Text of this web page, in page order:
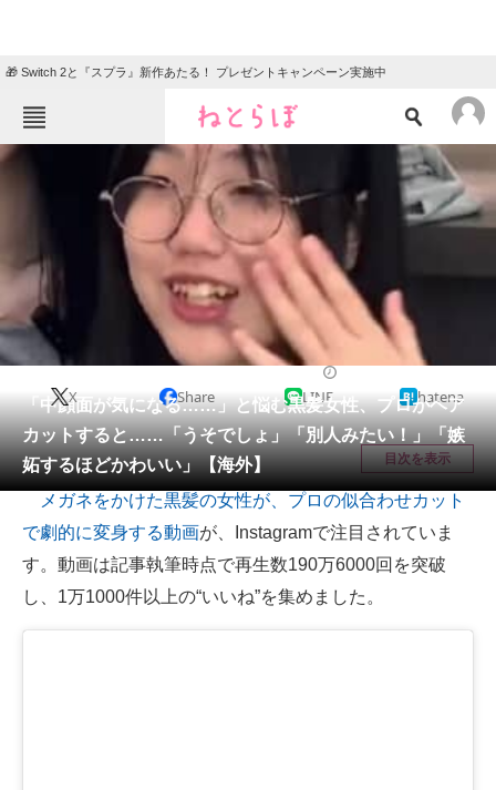
🎁 Switch 2と『スプラ』新作あたる！ プレゼントキャンペーン実施中
ねとらぼメニュー
ニュース
クイズ
グルメ 地域
住まい 教育・育児
リサーチ
会員記事
メディア
注目記事を集めた総合ページ
ITの今と未来を見通す
スマホと通信の最新トレンド
「中顔面が気になる……」と悩む黒髪女性、プロがヘア
カットすると……「うそでしょ」「別人みたい！」「嫉
妬するほどかわいい」【海外】
X Share LINE hatena
目次を表示
メガネをかけた黒髪の女性が、プロの似合わせカット
で劇的に変身する動画が、Instagramで注目されていま
す。動画は記事執筆時点で再生数190万6000回を突破
し、1万1000件以上の“いいね”を集めました。